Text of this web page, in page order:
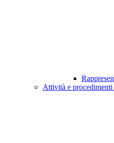
Attività e procedimenti